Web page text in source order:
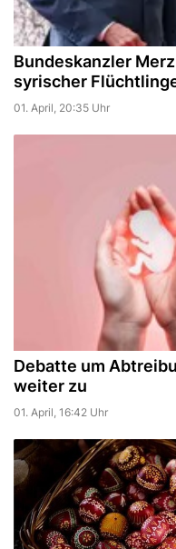
Bundeskanzler
syrischer
01. April, 20:35 Uhr
Debatte um
weiter zu
01. April, 16:42 Uhr